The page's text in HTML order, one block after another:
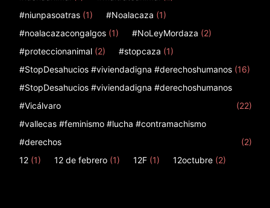
#niunpasoatras (1) #Noalacaza (1)
#noalacazacongalgos (1) #NoLeyMordaza (2)
#proteccionanimal (2) #stopcaza (1)
#StopDesahucios #viviendadigna #derechoshumanos (16)
#StopDesahucios #viviendadigna #derechoshumanos
#Vicálvaro
(22)
#vallecas #feminismo #lucha #contramachismo
#derechos
(2)
12 (1) 12 de febrero (1) 12F (1) 12octubre (2)